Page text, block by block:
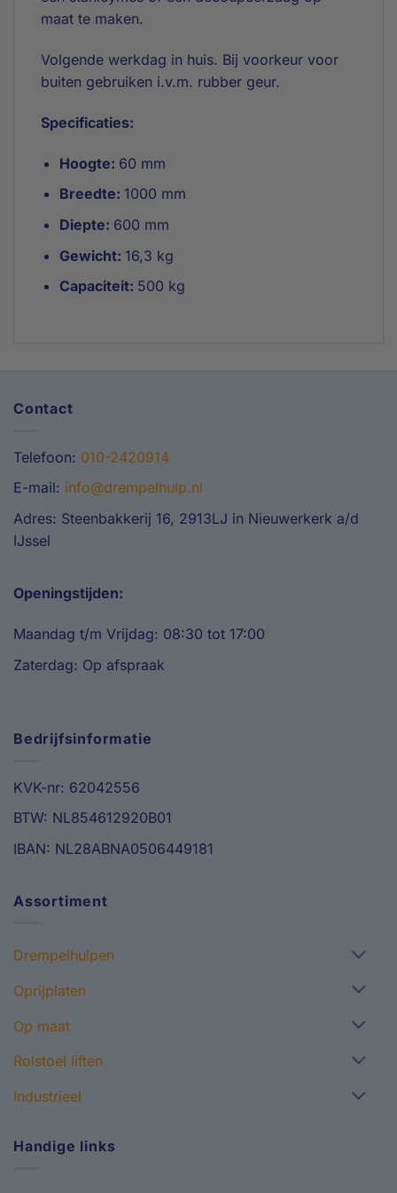
maat te maken.
Volgende werkdag in huis. Bij voorkeur voor
buiten gebruiken i.v.m. rubber geur.
Specificaties:
Hoogte: 60 mm
Breedte: 1000 mm
Diepte: 600 mm
Gewicht: 16,3 kg
Capaciteit: 500 kg
Contact
Telefoon: 010-2420914
E-mail: info@drempelhulp.nl
Adres: Steenbakkerij 16, 2913LJ in Nieuwerkerk a/d
IJssel
Openingstijden:
Maandag t/m Vrijdag: 08:30 tot 17:00
Zaterdag: Op afspraak
Bedrijfsinformatie
KVK-nr: 62042556
BTW: NL854612920B01
IBAN: NL28ABNA0506449181
Assortiment
Drempelhulpen
Oprijplaten
Op maat
Rolstoel liften
Industrieel
Handige links